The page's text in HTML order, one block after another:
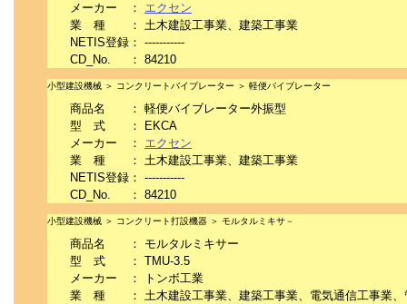
メーカー
： エクセン
業 種
： 土木建設工事業、建築工事業
NETIS登録 ： -----------
CD_No.
： 84210
小型建設機械 ＞ コンクリートバイブレーター ＞ 軽便バイブレーター
商品名 ： 軽便バイブレーター外振型
型 式
：
EKCA
メーカー
： エクセン
業 種
： 土木建設工事業、建築工事業
NETIS登録 ： -----------
CD_No.
： 84210
小型建設機械 ＞ コンクリート打設機器 ＞ モルタルミキサ－
商品名 ： モルタルミキサー
型 式
： TMU-3.5
メーカー
：
トンボ工業
業 種
： 土木建設工事業、建築工事業、電気通信工事業